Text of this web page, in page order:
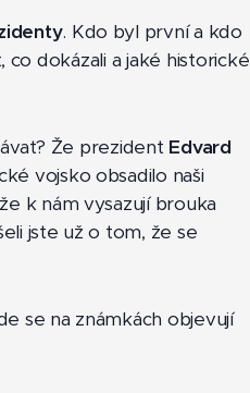
. Kdo byl první a kdo
dokázali a jaké historické
Že prezident Edvard
vojsko obsadilo naši
k nám vysazují brouka
jste už o tom, že se
se na známkách objevují